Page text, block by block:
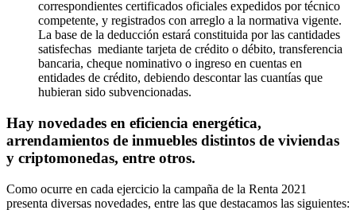
correspondientes certificados oficiales expedidos por técnico
competente, y registrados con arreglo a la normativa vigente.
La base de la deducción estará constituida por las cantidades
satisfechas mediante tarjeta de crédito o débito, transferencia
bancaria, cheque nominativo o ingreso en cuentas en
entidades de crédito, debiendo descontar las cuantías que
hubieran sido subvencionadas.
Hay novedades en eficiencia energética,
arrendamientos de inmuebles distintos de viviendas
y criptomonedas, entre otros.
Como ocurre en cada ejercicio la campaña de la Renta 2021
presenta diversas novedades, entre las que destacamos las siguientes: